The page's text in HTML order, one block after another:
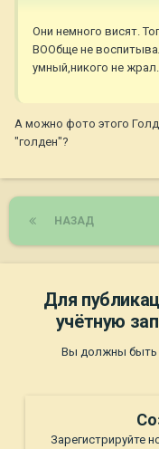
Они немного висят.
ВООбще не
умный,никого не
А можно фото этого
"голден"?
НАЗАД
Для
учётную
Вы должны быть
Зарегистрируйте